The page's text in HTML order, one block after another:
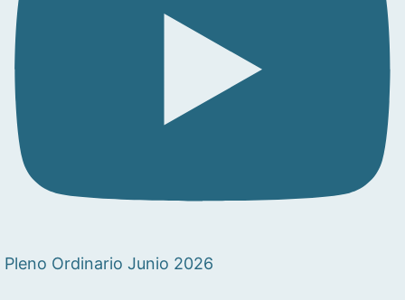
Pleno Ordinario Junio 2026